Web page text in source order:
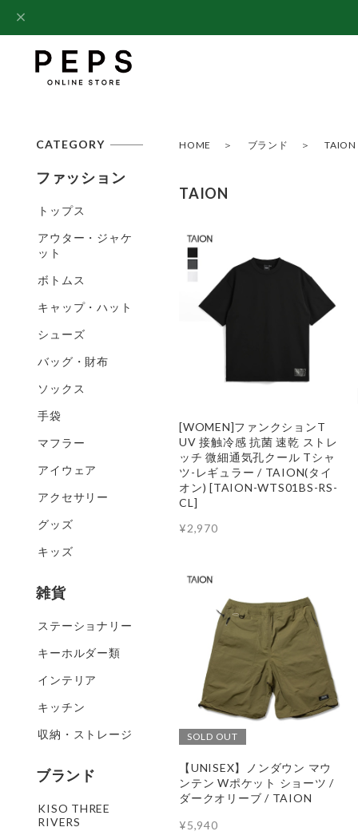
HOME ブランド TAION
TAION
[WOMEN]ファンクションT
UV 接触冷感 抗菌 速乾 ストレ
ッチ 微細通気孔クール Tシャ
ツ-レギュラー / TAION(タイ
オン) [TAION-WTS01BS-RS-
CL]
¥2,970
SOLD OUT
【UNISEX】ノンダウン マウ
ンテン Wポケット ショーツ /
ダークオリーブ / TAION
¥5,940
CATEGORY
ファッション
トップス
アウター・ジャケ
ット
ボトムス
キャップ・ハット
シューズ
バッグ・財布
ソックス
手袋
マフラー
アイウェア
アクセサリー
グッズ
キッズ
雑貨
ステーショナリー
キーホルダー類
インテリア
キッチン
収納・ストレージ
ブランド
KISO THREE
RIVERS